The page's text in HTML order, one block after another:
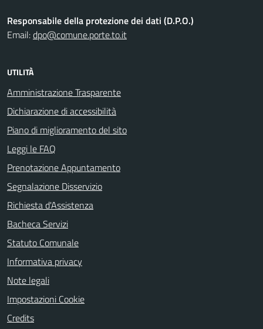
Responsabile della protezione dei dati (D.P.O.)
Email:dpo@comune.porte.to.it
UTILITÀ
Amministrazione Trasparente
Dichiarazione di accessibilità
Piano di miglioramento del sito
Leggi le FAQ
Prenotazione Appuntamento
Segnalazione Disservizio
Richiesta d'Assistenza
Bacheca Servizi
Statuto Comunale
Informativa privacy
Note legali
Impostazioni Cookie
Credits